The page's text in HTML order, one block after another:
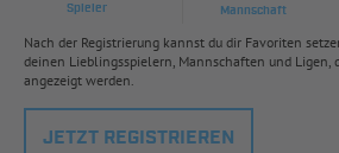
Spieler Mannschaft
Nach der Registrierung kannst du dir Favoriten
deinen Lieblingsspielern, Mannschaften und Ligen,
angezeigt werden.
JETZT REGISTRIEREN